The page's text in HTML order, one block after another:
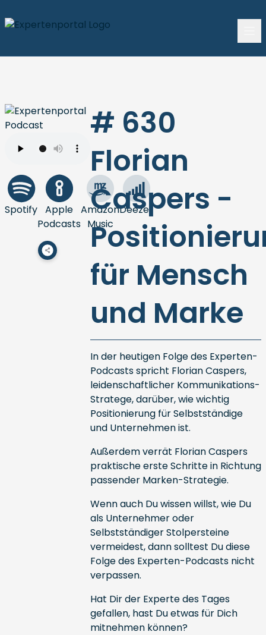
Spotify Apple
Podcasts
Amazon
Music
Deezer
# 630
Florian
Caspers -
für Mensch
und Marke
In der heutigen Folge des Experten-
Podcasts spricht Florian Caspers,
leidenschaftlicher Kommunikations-
Stratege, darüber, wie wichtig
Positionierung für Selbstständige
und Unternehmen ist.
Außerdem verrät Florian Caspers
praktische erste Schritte in Richtung
passender Marken-Strategie.
Wenn auch Du wissen willst, wie Du
als Unternehmer oder
Selbstständiger Stolpersteine
vermeidest, dann solltest Du diese
Folge des Experten-Podcasts nicht
verpassen.
Hat Dir der Experte des Tages
gefallen, hast Du etwas für Dich
mitnehmen können?